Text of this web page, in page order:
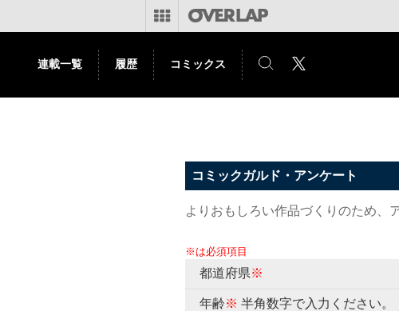
連載一覧 履歴 コミックス
コミックガルド・アンケート
よりおもしろい作品づくりのため、
※は必須項目
都道府県※
年齢※ 半角数字で入力ください。